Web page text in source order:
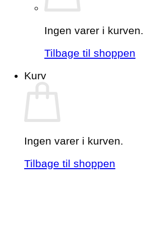
Ingen varer i kurven.
Tilbage til shoppen
Kurv
Ingen varer i kurven.
Tilbage til shoppen